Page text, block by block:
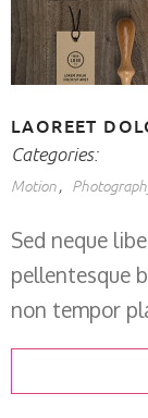
LAOREET
Categories:
Motion
Sed neque
pellentesque
non tempor